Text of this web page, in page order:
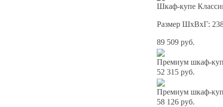
Шкаф-купе
Размер ШхВхГ:
89 509 руб.
Премиум шкаф-
52 315 руб.
Премиум шкаф-
58 126 руб.